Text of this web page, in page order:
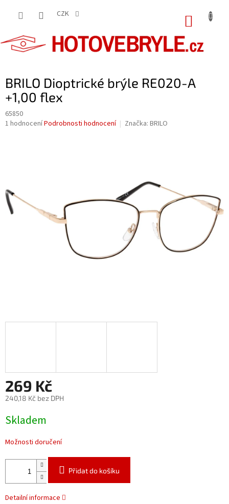
CZK
BRILO Dioptrické brýle RE020-A
+1,00 flex
65850
Průměrné
hvězdiček.
1 hodnoceníPodrobnosti hodnocení Značka: BRILO
269 Kč
240,18 Kč bez DPH
cena:
Skladem
Možnosti doručení
Přidat do košíku
Detailní informace